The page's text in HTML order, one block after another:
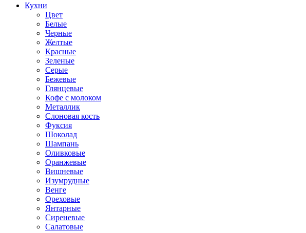
Кухни
Цвет
Белые
Черные
Желтые
Красные
Зеленые
Серые
Бежевые
Глянцевые
Кофе с молоком
Металлик
Слоновая кость
Фуксия
Шоколад
Шампань
Оливковые
Оранжевые
Вишневые
Изумрудные
Венге
Ореховые
Янтарные
Сиреневые
Салатовые